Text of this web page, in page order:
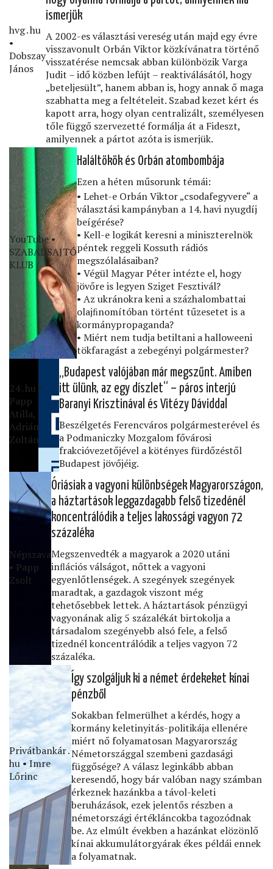
hvg․hu
•
Dobszay
János
ismerjük
A 2002-es választási vereség után majd egy évre
visszavonult Orbán Viktor közkívánatra történő
visszatérése nemcsak abban különbözik Varga
Judit – idő közben lefújt – reaktiválásától, hogy
„beteljesült”, hanem abban is, hogy annak ő maga
szabhatta meg a feltételeit. Szabad kezet kért és
kapott arra, hogy olyan centralizált, személyesen
tőle függő szervezetté formálja át a Fideszt,
amilyennek a pártot azóta is ismerjük.
YouTube •
SZABADSAJTÓ
KLUB
Haláltökök és Orbán atombombája
Ezen a héten műsorunk témái:
• Lehet-e Orbán Viktor „csodafegyvere“ a
választási kampányban a 14. havi nyugdíj
beígérése?
• Kell-e logikát keresni a miniszterelnök
péntek reggeli Kossuth rádiós
megszólalásaiban?
• Végül Magyar Péter intézte el, hogy
jövőre is legyen Sziget Fesztivál?
• Az ukránokra keni a százhalombattai
olajﬁnomítóban történt tűzesetet is a
kormánypropaganda?
• Miért nem tudja betiltani a halloweeni
tökfaragást a zebegényi polgármester?
24․hu •
Papp
Atilla,
Adrián
Zoltán
„Budapest valójában már megszűnt. Amiben
itt ülünk, az egy díszlet“ – páros interjú
Baranyi Krisztinával és Vitézy Dáviddal
Beszélgetés Ferencváros polgármesterével és
a Podmaniczky Mozgalom fővárosi
frakcióvezetőjével a kötényes fürdőzéstől
Budapest jövőjéig.
Népszava
• Papp
Zsolt
Óriásiak a vagyoni különbségek Magyarországon,
a háztartások leggazdagabb felső tizedénél
koncentrálódik a teljes lakossági vagyon 72
százaléka
Megszenvedték a magyarok a 2020 utáni
inﬂációs válságot, nőttek a vagyoni
egyenlőtlenségek. A szegények szegények
maradtak, a gazdagok viszont még
tehetősebbek lettek. A háztartások pénzügyi
vagyonának alig 5 százalékát birtokolja a
társadalom szegényebb alsó fele, a felső
tizednél koncentrálódik a teljes vagyon 72
százaléka.
Privátbankár․
hu • Imre
Lőrinc
Így szolgáljuk ki a német érdekeket kínai
pénzből
Sokakban felmerülhet a kérdés, hogy a
kormány keletinyitás-politikája ellenére
miért nő folyamatosan Magyarország
Németországgal szembeni gazdasági
függősége? A válasz leginkább abban
keresendő, hogy bár valóban nagy számban
érkeznek hazánkba a távol-keleti
beruházások, ezek jelentős részben a
németországi értékláncokba tagozódnak
be. Az elmúlt években a hazánkat elözönlő
kínai akkumulátorgyárak ékes példái ennek
a folyamatnak.